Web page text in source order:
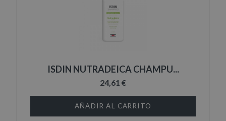
ISDIN NUTRADEICA CHAMPU...
24,61 €
AÑADIR AL CARRITO